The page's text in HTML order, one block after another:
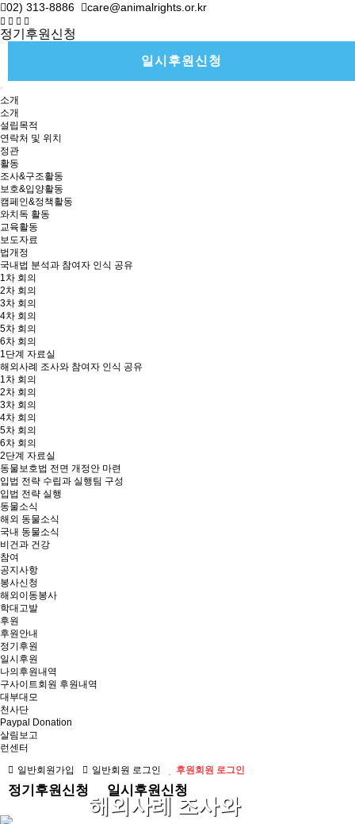
02) 313-8886 care@animalrights.or.kr
정기후원신청
일시후원신청
소개
소개
설립목적
연락처 및 위치
정관
활동
조사&구조활동
보호&입양활동
캠페인&정책활동
와치독 활동
교육활동
보도자료
법개정
국내법 분석과 참여자 인식 공유
1차 회의
2차 회의
3차 회의
4차 회의
5차 회의
6차 회의
1단계 자료실
해외사례 조사와 참여자 인식 공유
1차 회의
2차 회의
3차 회의
4차 회의
5차 회의
6차 회의
2단계 자료실
동물보호법 전면 개정안 마련
입법 전략 수립과 실행팀 구성
입법 전략 실행
동물소식
해외 동물소식
국내 동물소식
비건과 건강
참여
공지사항
봉사신청
해외이동봉사
학대고발
후원
후원안내
정기후원
일시후원
나의후원내역
구사이트회원 후원내역
대부대모
천사단
Paypal Donation
살림보고
런센터
일반회원가입
일반회원 로그인 후원회원 로그인
정기후원신청 일시후원신청
해외사례 조사와